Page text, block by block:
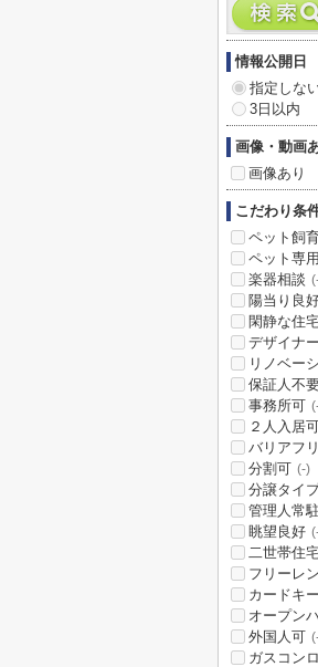
情報公開日
指定しな
3日以内
画像・動画
画像あり
こだわり条
ペット飼
ペット専
楽器相談
陽当り良
閑静な住
デザイナ
リノベー
保証人不
事務所可
２人入居
バリアフ
分割可 (-)
分譲タイ
管理人常駐
眺望良好
二世帯住
フリーレ
カードキー
オープン
外国人可
ガスコン